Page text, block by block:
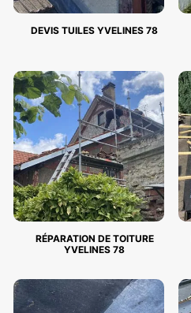
DEVIS TUILES YVELINES 78
RÉPARATION DE TOITURE
YVELINES 78